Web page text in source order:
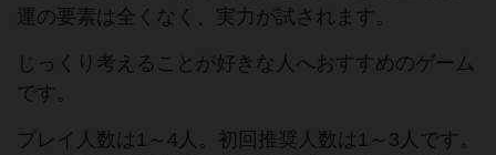
運の要素は全くなく、実力が試されます。
じっくり考えることが好きな人へおすすめのゲーム
です。
プレイ人数は1～4人。初回推奨人数は1～3人です。